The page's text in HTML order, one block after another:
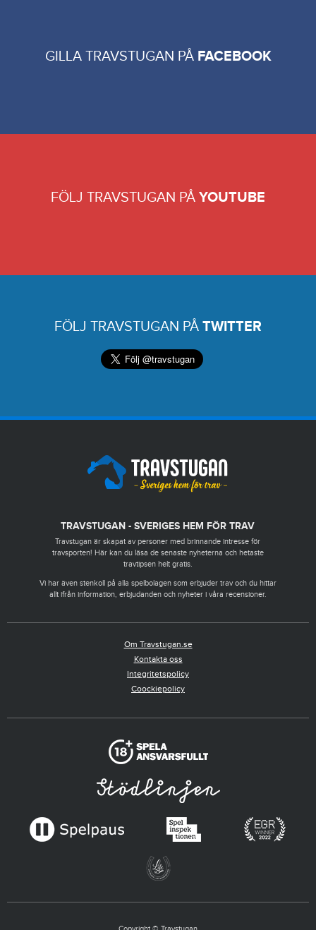
GILLA TRAVSTUGAN PÅ FACEBOOK
FÖLJ TRAVSTUGAN PÅ YOUTUBE
FÖLJ TRAVSTUGAN PÅ TWITTER
TRAVSTUGAN - SVERIGES HEM FÖR TRAV
Travstugan är skapat av personer med brinnande intresse för
travsporten! Här kan du läsa de senaste nyheterna och hetaste
travtipsen helt gratis.
Vi har även stenkoll på alla spelbolagen som erbjuder trav och du hittar
allt ifrån information, erbjudanden och nyheter i våra recensioner.
Om Travstugan.se
Kontakta oss
Integritetspolicy
Coockiepolicy